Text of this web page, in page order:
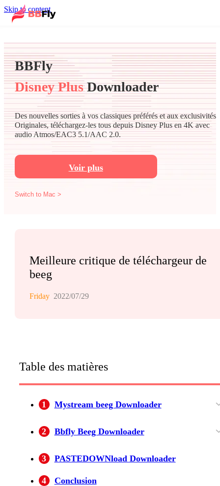
Skip to content
BBFly
Disney PlusDownloader
Des nouvelles sorties à vos classiques préférés et aux exclusivités
Originales, téléchargez-les tous depuis Disney Plus en 4K avec
audio Atmos/EAC3 5.1/AAC 2.0.
Voir plus
Switch to Mac >
Meilleure critique de téléchargeur de
beeg
Friday 2022/07/29
Table des matières
1 Mystream beeg Downloader
2 Bbfly Beeg Downloader
3 PASTEDOWNload Downloader
4 Conclusion